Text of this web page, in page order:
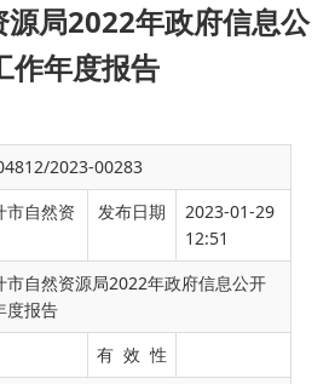
局2022年政府信息公
作年度报告
2023-00283
市自然资
发布日期
2023-01-29
12:51
市自然资源局2022年政府信息公开
度报告
有 效 性
国政府信息公开条例》
，阿图什市自然资源局